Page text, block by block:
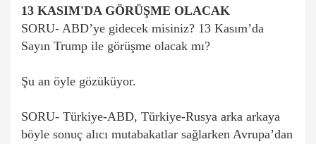
13 KASIM'DA GÖRÜŞME OLACAK
SORU- ABD’ye gidecek misiniz? 13 Kasım’da
Sayın Trump ile görüşme olacak mı?
Şu an öyle gözüküyor.
SORU- Türkiye-ABD, Türkiye-Rusya arka arkaya
böyle sonuç alıcı mutabakatlar sağlarken Avrupa’dan